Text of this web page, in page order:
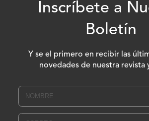
Inscríbete a
Boletín
Y se el primero en recibir las
novedades de nuestra revista